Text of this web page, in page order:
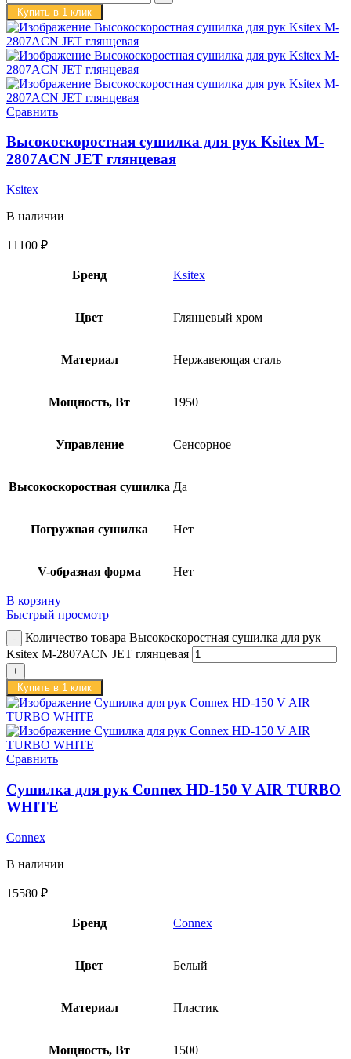
Купить в 1 клик
Сравнить
Высокоскоростная сушилка для рук Ksitex M-
2807ACN JET глянцевая
Ksitex
В наличии
11100 ₽
Бренд Ksitex
Цвет Глянцевый хром
Материал Нержавеющая сталь
Мощность, Вт 1950
Управление Сенсорное
Высокоскоростная сушилка Да
Погружная сушилка Нет
V-образная форма Нет
В корзину
Быстрый просмотр
Количество товара Высокоскоростная сушилка для рук
Ksitex M-2807ACN JET глянцевая
Купить в 1 клик
Сравнить
Сушилка для рук Connex HD-150 V AIR TURBO
WHITE
Connex
В наличии
15580 ₽
Бренд Connex
Цвет Белый
Материал Пластик
Мощность, Вт 1500